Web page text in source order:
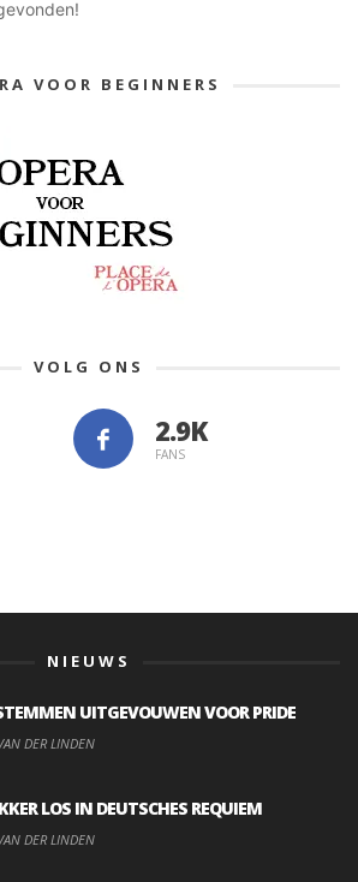
VOOR BEGINNERS
VOLG ONS
FANS
NIEUWS
UITGEVOUWEN VOOR PRIDE
DER LINDEN
LOS IN DEUTSCHES REQUIEM
DER LINDEN